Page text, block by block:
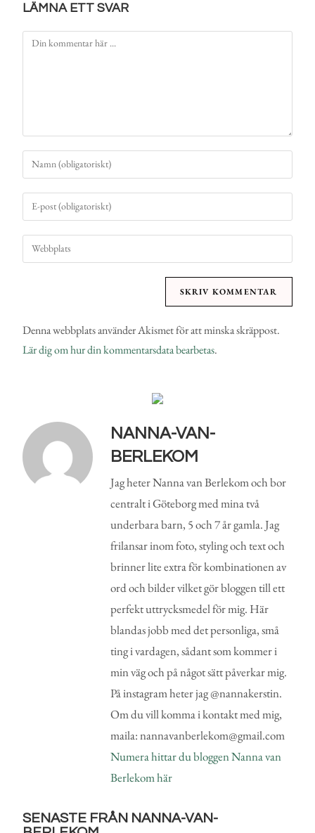
LÄMNA ETT SVAR
Denna webbplats använder Akismet för att minska skräppost.
Lär dig om hur din kommentarsdata bearbetas.
NANNA-VAN-
BERLEKOM
Jag heter Nanna van Berlekom och bor
centralt i Göteborg med mina två
underbara barn, 5 och 7 år gamla. Jag
frilansar inom foto, styling och text och
brinner lite extra för kombinationen av
ord och bilder vilket gör bloggen till ett
perfekt uttrycksmedel för mig. Här
blandas jobb med det personliga, små
ting i vardagen, sådant som kommer i
min väg och på något sätt påverkar mig.
På instagram heter jag @nannakerstin.
Om du vill komma i kontakt med mig,
maila: nannavanberlekom@gmail.com
Numera hittar du bloggen Nanna van
Berlekom här
SENASTE FRÅN NANNA-VAN-